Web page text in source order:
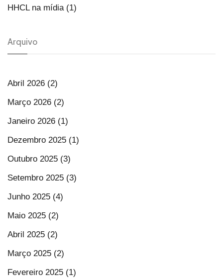
HHCL na mídia (1)
Arquivo
Abril 2026 (2)
Março 2026 (2)
Janeiro 2026 (1)
Dezembro 2025 (1)
Outubro 2025 (3)
Setembro 2025 (3)
Junho 2025 (4)
Maio 2025 (2)
Abril 2025 (2)
Março 2025 (2)
Fevereiro 2025 (1)